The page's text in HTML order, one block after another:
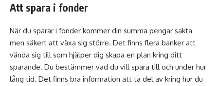
Att spara i fonder
När du sparar i fonder kommer din summa pengar sakta
men säkert att växa sig större. Det finns flera banker att
vända sig till som hjälper dig skapa en plan kring ditt
sparande. Du bestämmer vad du vill spara till och under hur
lång tid. Det finns bra information att ta del av kring hur du